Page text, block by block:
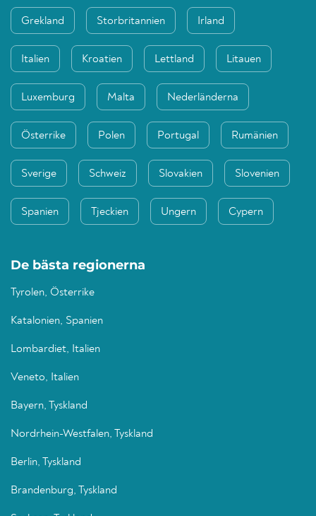
Grekland Storbritannien Irland
Italien Kroatien Lettland Litauen
Luxemburg Malta Nederländerna
Österrike Polen Portugal Rumänien
Sverige Schweiz Slovakien Slovenien
Spanien Tjeckien Ungern Cypern
De bästa regionerna
Tyrolen, Österrike
Katalonien, Spanien
Lombardiet, Italien
Veneto, Italien
Bayern, Tyskland
Nordrhein-Westfalen, Tyskland
Berlin, Tyskland
Brandenburg, Tyskland